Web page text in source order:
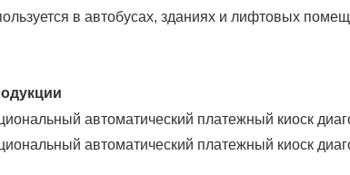
в автобусах, зданиях и лифтовых